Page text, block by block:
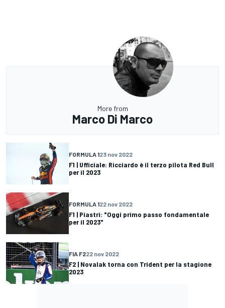
More from
Marco Di Marco
FORMULA 123 nov 2022
F1 | Ufficiale: Ricciardo è il terzo pilota Red Bull
per il 2023
FORMULA 122 nov 2022
F1 | Piastri: "Oggi primo passo fondamentale
per il 2023"
FIA F222 nov 2022
F2 | Novalak torna con Trident per la stagione
2023